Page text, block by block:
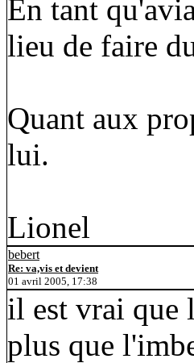
En tant
lieu de faire
Quant aux
lui.
Lionel
bebert
Re: va,vis et devient
01 avril 2005, 17:38
il est vrai que
plus que